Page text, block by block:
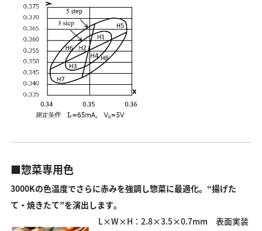
■惣菜専用色
3000Kの色温度でさらに赤みを強調し惣菜に最適化。“揚げた
て・焼きたて”を演出します。
L×W×H：2.8×3.5×0.7mm 表面実装